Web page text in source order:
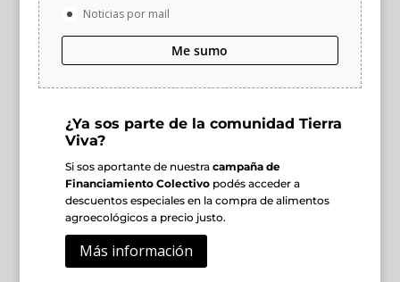
Noticias por mail
Me sumo
¿Ya sos parte de la comunidad Tierra
Viva?
Si sos aportante de nuestra campaña de
Financiamiento Colectivopodés acceder a
descuentos especiales en la compra de alimentos
agroecológicos a precio justo.
Más información